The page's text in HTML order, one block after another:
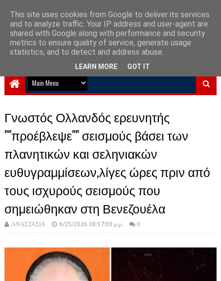
NewPlanet09
Ειδήσεις νέα από την Ελλάδα και τον κόσμο
Γνωστός Ολλανδός ερευνητής
""προέβλεψε"" σεισμούς βάσει των
πλανητικών και σεληνιακών
ευθυγραμμίσεων,λίγες ώρες πριν από
τους ισχυρούς σεισμούς που
σημειώθηκαν στη Βενεζουέλα
ΑΝΑΣΤΑΣΙΑ 6/25/2026 08:17:00 μ.μ. 0
This site uses cookies from Google to deliver its services
and to analyze traffic. Your IP address and user-agent are
shared with Google along with performance and security
metrics to ensure quality of service, generate usage
statistics, and to detect and address abuse.
LEARN MORE GOT IT